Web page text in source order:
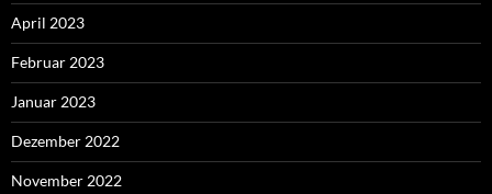
April 2023
Februar 2023
Januar 2023
Dezember 2022
November 2022